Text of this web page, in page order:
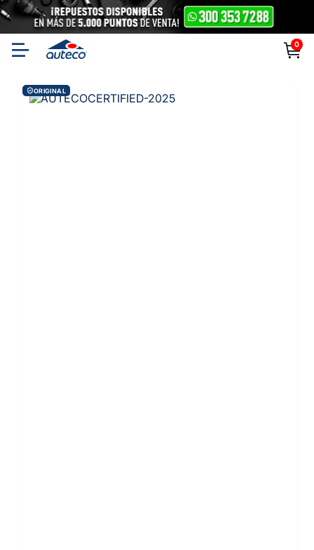
0
ORIGINAL